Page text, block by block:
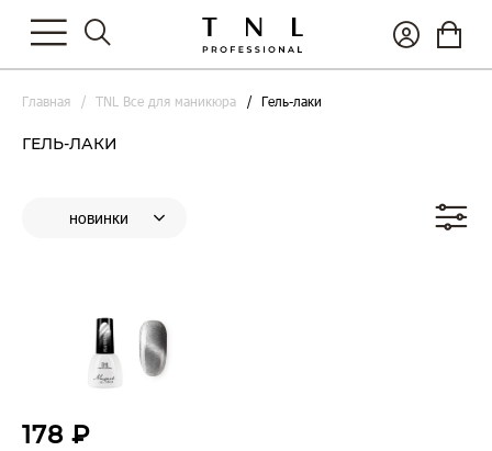
Главная TNL Все для маникюра Гель-лаки
ГЕЛЬ-ЛАКИ
178 ₽